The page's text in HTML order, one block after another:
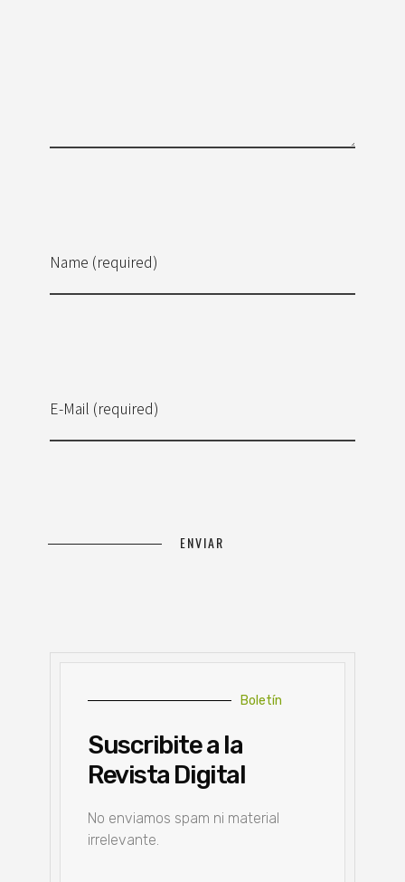
Name (required)
E-Mail (required)
Boletín
Suscribite a la
Revista Digital
No enviamos spam ni material
irrelevante.